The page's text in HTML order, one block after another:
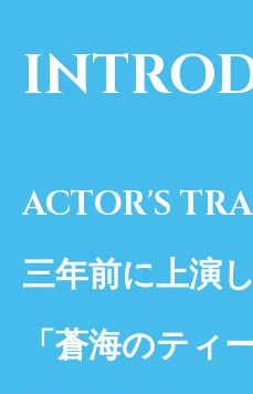
ACTOR'S
三年前に上演
「蒼海のティ